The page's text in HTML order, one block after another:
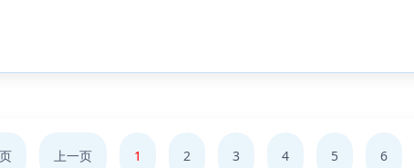
上一页 1 2 3 4 5 6